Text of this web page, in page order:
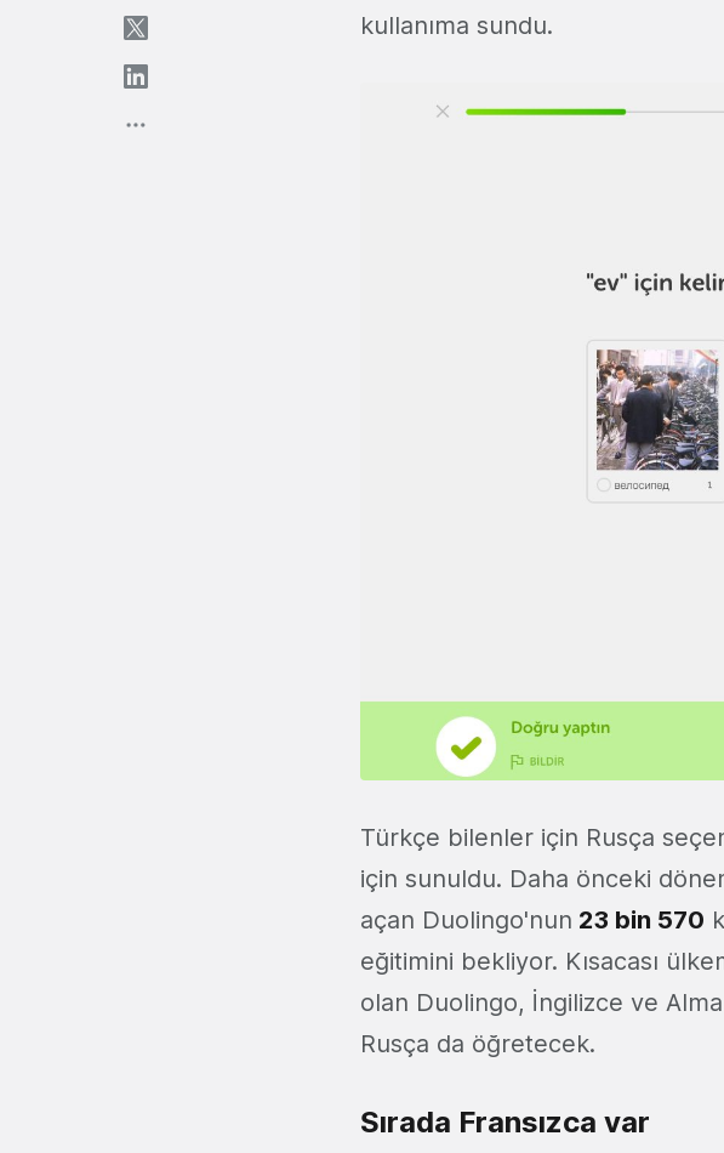
kullanıma sundu.
Türkçe bilenler için Rusça
için sunuldu. Daha önceki
açan Duolingo'nun 23 bin 570
eğitimini bekliyor. Kısacası
olan Duolingo, İngilizce ve
Rusça da öğretecek.
Sırada Fransızca var